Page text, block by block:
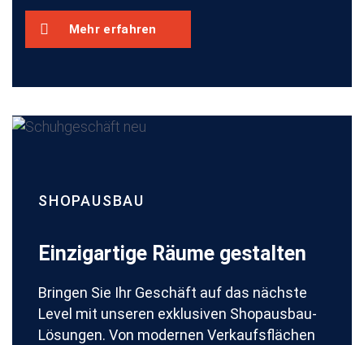
Mehr erfahren
SHOPAUSBAU
Einzigartige Räume gestalten
Bringen Sie Ihr Geschäft auf das nächste
Level mit unseren exklusiven Shopausbau-
Lösungen. Von modernen Verkaufsflächen